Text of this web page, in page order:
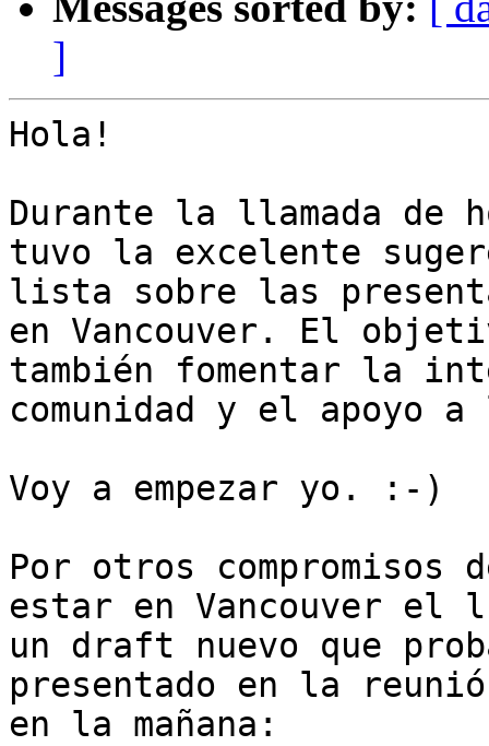
]
Hola!
Durante la llamada
tuvo la excelente
lista sobre las
en Vancouver. El
también fomentar la
comunidad y el apoyo
Voy a empezar yo. :-)
Por otros
estar en Vancouver el
un draft nuevo que
presentado en la
en la mañana: